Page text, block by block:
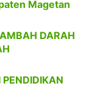
Magetan
DARAH